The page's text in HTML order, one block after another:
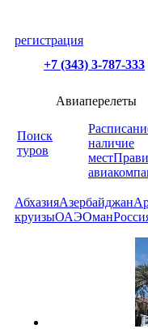
регистрация
+7 (343) 3-787-333
Поиск
туров
Авиаперелеты
наличие
мест
АбхазияАзербайджан
круизыОАЭОман